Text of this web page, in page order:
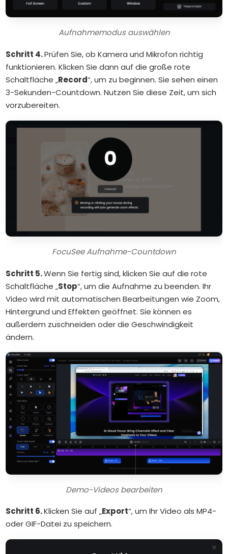
Aufnahmemodus auswählen
Schritt 4.Prüfen Sie, ob Kamera und Mikrofon richtig
funktionieren. Klicken Sie dann auf die große rote
Schaltfläche „Record“, um zu beginnen. Sie sehen einen
3-Sekunden-Countdown. Nutzen Sie diese Zeit, um sich
vorzubereiten.
FocuSee Aufnahme-Countdown
Schritt 5.Wenn Sie fertig sind, klicken Sie auf die rote
Schaltfläche „Stop“, um die Aufnahme zu beenden. Ihr
Video wird mit automatischen Bearbeitungen wie Zoom,
Hintergrund und Effekten geöffnet. Sie können es
außerdem zuschneiden oder die Geschwindigkeit
ändern.
Demo-Videos bearbeiten
Schritt 6.Klicken Sie auf „Export“, um Ihr Video als MP4-
oder GIF-Datei zu speichern.